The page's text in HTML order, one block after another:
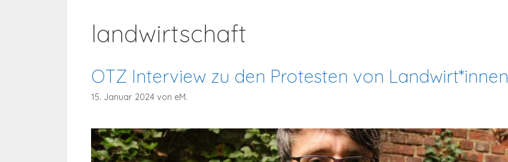
landwirtschaft
OTZ Interview zu den Protesten von Landwirt*innen
15. Januar 2024 von eM.